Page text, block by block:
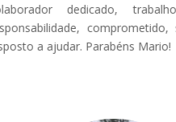
colaborador dedicado,
responsabilidade,
disposto a ajudar. Parabéns Mario!